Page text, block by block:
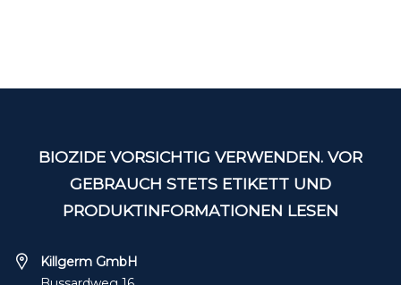
BIOZIDE VORSICHTIG VERWENDEN. VOR
GEBRAUCH STETS ETIKETT UND
PRODUKTINFORMATIONEN LESEN
Killgerm GmbH